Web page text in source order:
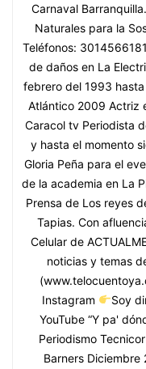
Carnaval
Naturales para la
Teléfonos:
de daños en La
febrero del 1993
Atlántico 2009 Actriz
Caracol tv Periodista
y hasta el momento
Gloria Peña para el
de la academia en La
Prensa de Los reyes
Tapias. Con
Celular de
noticias y temas
Instagram
Soy
YouTube “Y pa'
Periodismo
Barners Diciembre